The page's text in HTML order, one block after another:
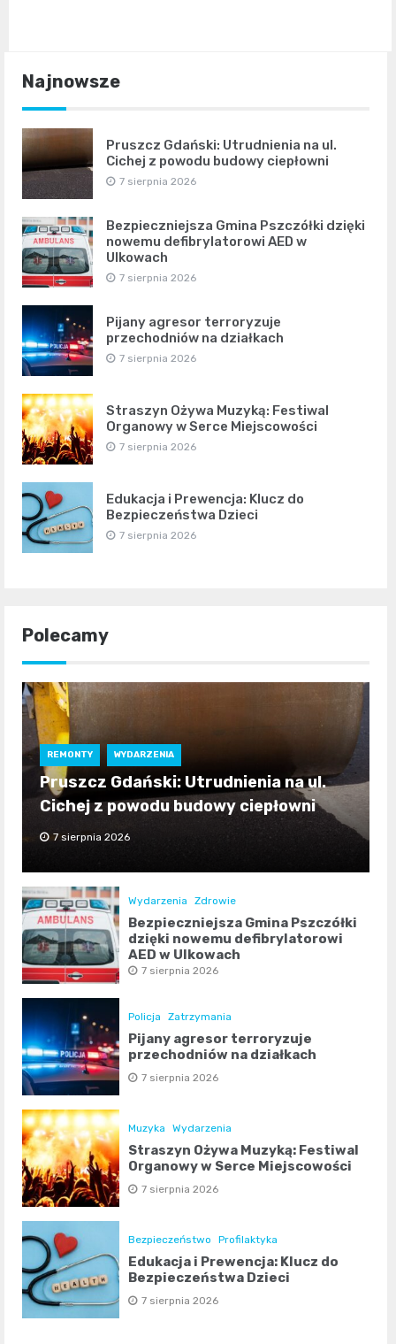
Najnowsze
Pruszcz Gdański: Utrudnienia na ul.
Cichej z powodu budowy ciepłowni
7 sierpnia 2026
Bezpieczniejsza Gmina Pszczółki dzięki
nowemu defibrylatorowi AED w
Ulkowach
7 sierpnia 2026
Pijany agresor terroryzuje
przechodniów na działkach
7 sierpnia 2026
Straszyn Ożywa Muzyką: Festiwal
Organowy w Serce Miejscowości
7 sierpnia 2026
Edukacja i Prewencja: Klucz do
Bezpieczeństwa Dzieci
7 sierpnia 2026
Polecamy
REMONTY WYDARZENIA
Pruszcz Gdański: Utrudnienia na ul.
Cichej z powodu budowy ciepłowni
7 sierpnia 2026
Wydarzenia Zdrowie
Bezpieczniejsza Gmina Pszczółki
dzięki nowemu defibrylatorowi
AED w Ulkowach
7 sierpnia 2026
Policja Zatrzymania
Pijany agresor terroryzuje
przechodniów na działkach
7 sierpnia 2026
Muzyka Wydarzenia
Straszyn Ożywa Muzyką: Festiwal
Organowy w Serce Miejscowości
7 sierpnia 2026
Bezpieczeństwo Profilaktyka
Edukacja i Prewencja: Klucz do
Bezpieczeństwa Dzieci
7 sierpnia 2026